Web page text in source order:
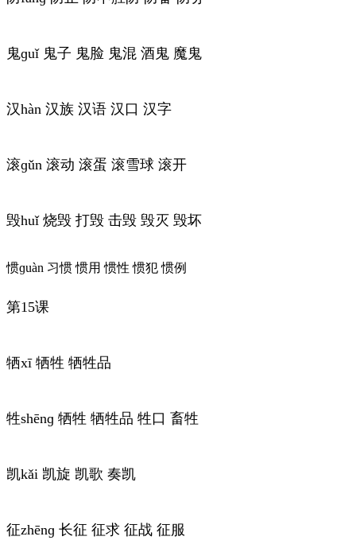
鬼ɡuǐ 鬼子 鬼脸 鬼混 酒鬼 魔鬼
汉hàn 汉族 汉语 汉口 汉字
滚ɡǔn 滚动 滚蛋 滚雪球 滚开
毁huǐ 烧毁 打毁 击毁 毁灭 毁坏
惯ɡuàn 习惯 惯用 惯性 惯犯 惯例
第15课
牺xī 牺牲 牺牲品
牲shēnɡ 牺牲 牺牲品 牲口 畜牲
凯kǎi 凯旋 凯歌 奏凯
征zhēnɡ 长征 征求 征战 征服